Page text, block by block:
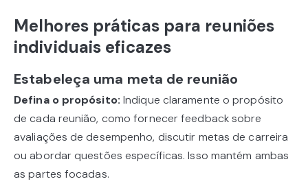
Melhores práticas para reuniões
individuais eficazes
Estabeleça uma meta de reunião
Defina o propósito: Indique claramente o propósito
de cada reunião, como fornecer feedback sobre
avaliações de desempenho, discutir metas de carreira
ou abordar questões específicas. Isso mantém ambas
as partes focadas.